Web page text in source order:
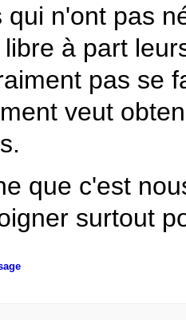
qui n'ont pas
à part
pas se
veut
que c'est
surtout